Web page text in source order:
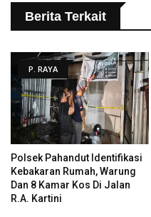
Berita Terkait
P. RAYA
Polsek Pahandut Identifikasi
Kebakaran Rumah, Warung
Dan 8 Kamar Kos Di Jalan
R.A. Kartini